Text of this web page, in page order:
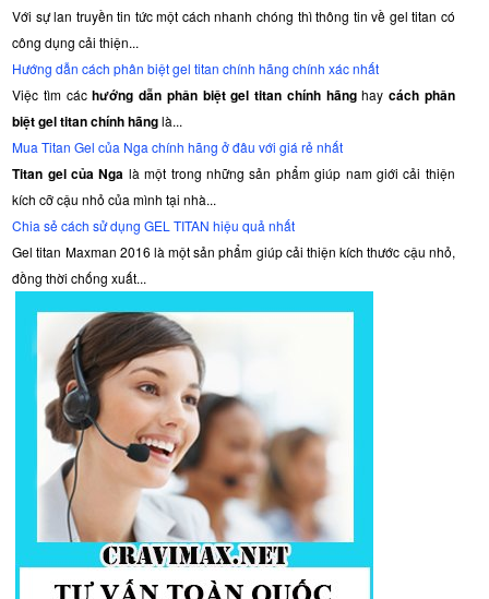
Với sự lan truyền tin tức một cách nhanh chóng thì thông tin về gel titan có
công dụng cải thiện...
Hướng dẫn cách phân biệt gel titan chính hãng chính xác nhất
Việc tìm cáchướng dẫn phân biệt gel titan chính hãnghay cách phân
biệt gel titan chính hãnglà...
Mua Titan Gel của Nga chính hãng ở đâu với giá rẻ nhất
Titan gel của Nga là một trong những sản phẩm giúp nam giới cải thiện
kích cỡ cậu nhỏ của mình tại nhà...
Chia sẻ cách sử dụng GEL TITAN hiệu quả nhất
Gel titan Maxman 2016 là một sản phẩm giúp cải thiện kích thước cậu nhỏ,
đồng thời chống xuất...